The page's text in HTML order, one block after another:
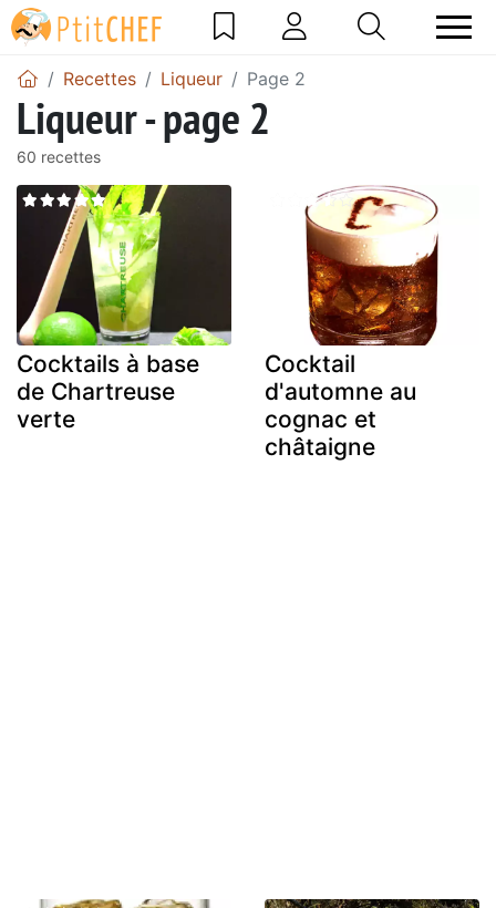
Recettes Liqueur Page 2
Liqueur - page 2
60 recettes
Cocktails à base
de Chartreuse
verte
Cocktail
d'automne au
cognac et
châtaigne